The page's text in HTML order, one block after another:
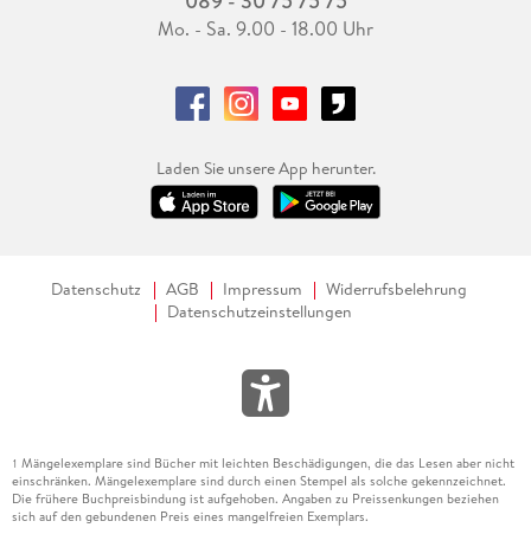
Mo. - Sa. 9.00 - 18.00 Uhr
Laden Sie unsere App herunter.
Datenschutz AGB Impressum
Widerrufsbelehrung
Datenschutzeinstellungen
1 Mängelexemplare sind Bücher mit leichten Beschädigungen, die das Lesen aber nicht
einschränken. Mängelexemplare sind durch einen Stempel als solche gekennzeichnet.
Die frühere Buchpreisbindung ist aufgehoben. Angaben zu Preissenkungen beziehen
sich auf den gebundenen Preis eines mangelfreien Exemplars.